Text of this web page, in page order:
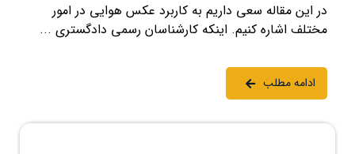
در این مقاله سعی داریم به کاربرد عکس هوایی در امور
مختلف اشاره کنیم. اینکه کارشناسان رسمی دادگستری ...
ادامه مطلب